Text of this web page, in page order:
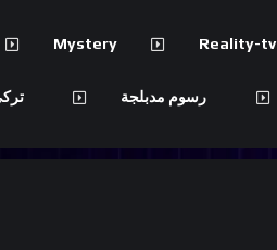
Mystery Reality-tv
رسوم مدبلجة